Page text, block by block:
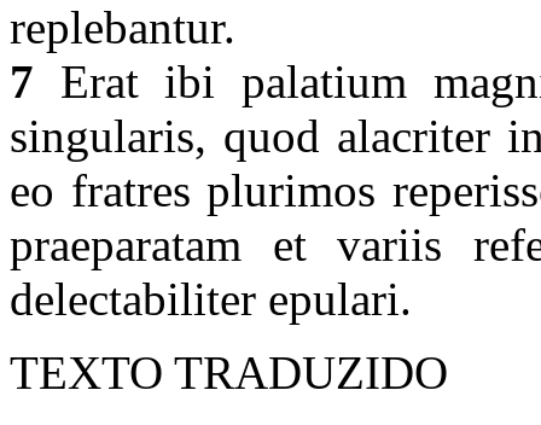
replebantur.
7 Erat ibi palatium
singularis, quod alacriter
eo fratres plurimos
praeparatam et variis
delectabiliter epulari.
TEXTO TRADUZIDO